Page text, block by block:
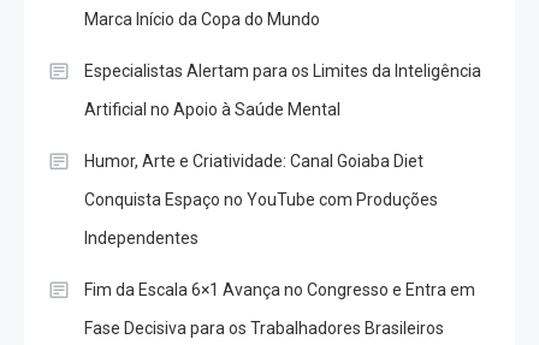
Marca Início da Copa do Mundo
Especialistas Alertam para os Limites da Inteligência
Artificial no Apoio à Saúde Mental
Humor, Arte e Criatividade: Canal Goiaba Diet
Conquista Espaço no YouTube com Produções
Independentes
Fim da Escala 6×1 Avança no Congresso e Entra em
Fase Decisiva para os Trabalhadores Brasileiros